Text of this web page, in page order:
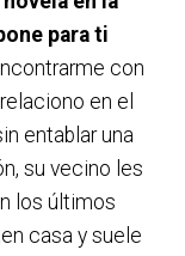
para ti
con
en el
entablar una
su vecino les
los últimos
casa y suele